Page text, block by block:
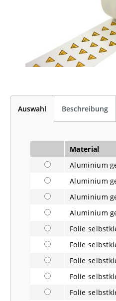
Auswahl Beschreibung
Material
Aluminium
Aluminium
Aluminium
Aluminium
Folie
Folie
Folie
Folie
Folie